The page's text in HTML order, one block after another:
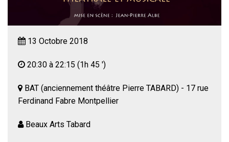
13 Octobre 2018
20:30 à 22:15 (1h 45 ')
BAT (anciennement théâtre Pierre TABARD) - 17 rue
Ferdinand Fabre Montpellier
Beaux Arts Tabard